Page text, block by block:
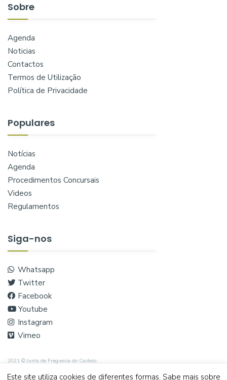
Sobre
Agenda
Noticias
Contactos
Termos de Utilização
Política de Privacidade
Populares
Notícias
Agenda
Procedimentos Concursais
Videos
Regulamentos
Siga-nos
Whatsapp
Twitter
Facebook
Youtube
Instagram
Vimeo
2021 © Junta de Freguesia do Castelo.
Este site utiliza cookies de diferentes formas. Sabe mais sobre